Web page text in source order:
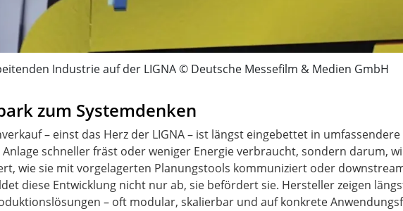
Industrie auf der LIGNA © Deutsche Messefilm & Medien GmbH
zum Systemdenken
– einst das Herz der LIGNA – ist längst eingebettet in
schneller fräst oder weniger Energie verbraucht, sondern darum,
wie sie mit vorgelagerten Planungstools kommuniziert oder
diese Entwicklung nicht nur ab, sie befördert sie. Hersteller zeigen
– oft modular, skalierbar und auf konkrete